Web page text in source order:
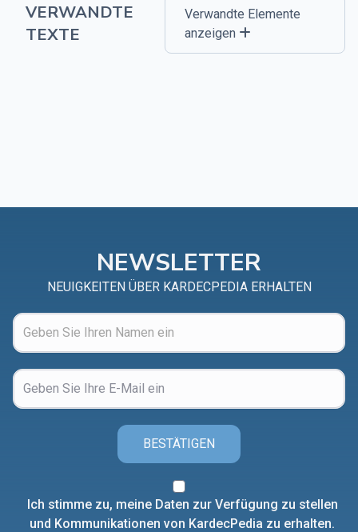
VERWANDTE
TEXTE
Verwandte Elemente
anzeigen
NEWSLETTER
NEUIGKEITEN ÜBER KARDECPEDIA ERHALTEN
BESTÄTIGEN
Ich stimme zu, meine Daten zur Verfügung zu stellen
und Kommunikationen von KardecPedia zu erhalten.